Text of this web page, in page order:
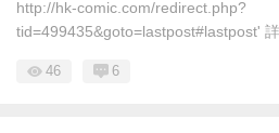
http://hk-comic.com/redirect.php?
tid=499435&goto=lastpost#lastpost' 詳
46 6